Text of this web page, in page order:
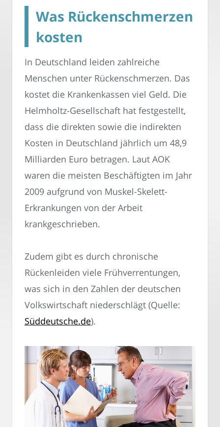
Was Rückenschmerzen
kosten
In Deutschland leiden zahlreiche
Menschen unter Rückenschmerzen. Das
kostet die Krankenkassen viel Geld. Die
Helmholtz-Gesellschaft hat festgestellt,
dass die direkten sowie die indirekten
Kosten in Deutschland jährlich um 48,9
Milliarden Euro betragen. Laut AOK
waren die meisten Beschäftigten im Jahr
2009 aufgrund von Muskel-Skelett-
Erkrankungen von der Arbeit
krankgeschrieben.
Zudem gibt es durch chronische
Rückenleiden viele Frühverrentungen,
was sich in den Zahlen der deutschen
Volkswirtschaft niederschlägt (Quelle:
Süddeutsche.de).